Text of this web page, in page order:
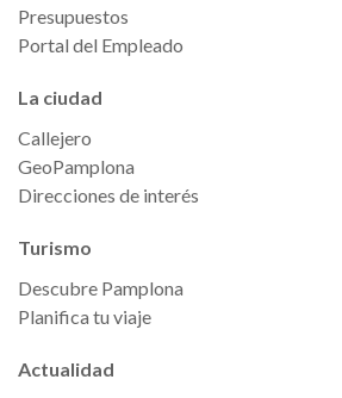
Presupuestos
Portal del Empleado
La ciudad
Callejero
GeoPamplona
Direcciones de interés
Turismo
Descubre Pamplona
Planifica tu viaje
Actualidad